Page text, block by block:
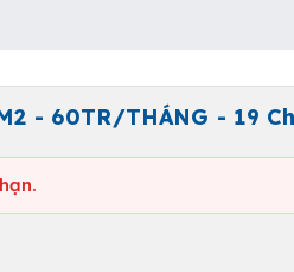
- 60TR/THÁNG - 19